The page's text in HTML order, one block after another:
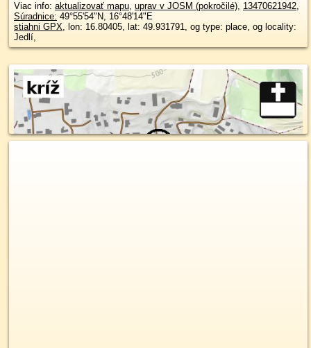
Viac info: aktualizovať mapu, uprav v JOSM (pokročilé), 13470621942,
Súradnice: 49°55'54"N, 16°48'14"E
stiahni GPX, lon: 16.80405, lat: 49.931791, og type: place, og locality:
Jedlí,